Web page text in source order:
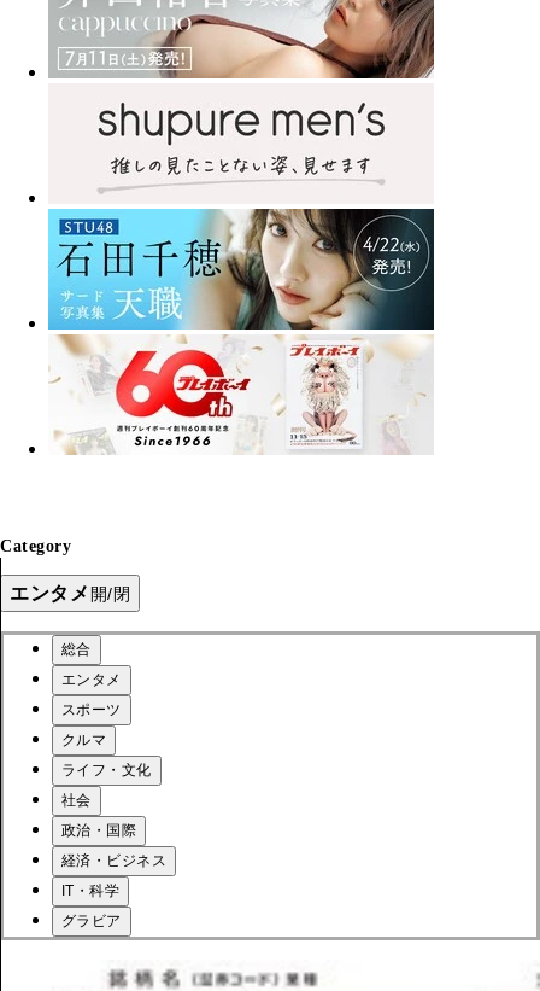
Category
エンタメ 開/閉
総合
エンタメ
スポーツ
クルマ
ライフ・文化
社会
政治・国際
経済・ビジネス
IT・科学
グラビア